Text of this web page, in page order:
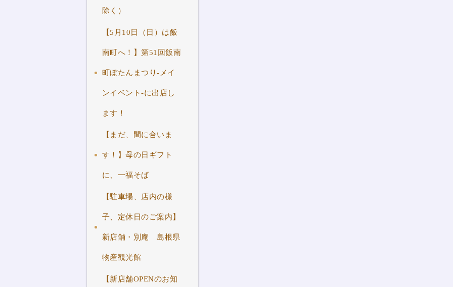
除く）
【5月10日（日）は飯
南町へ！】第51回飯南
町ぼたんまつり-メイ
ンイベント-に出店し
ます！
【まだ、間に合いま
す！】母の日ギフト
に、一福そば
【駐車場、店内の様
子、定休日のご案内】
新店舗・別庵 島根県
物産観光館
【新店舗OPENのお知